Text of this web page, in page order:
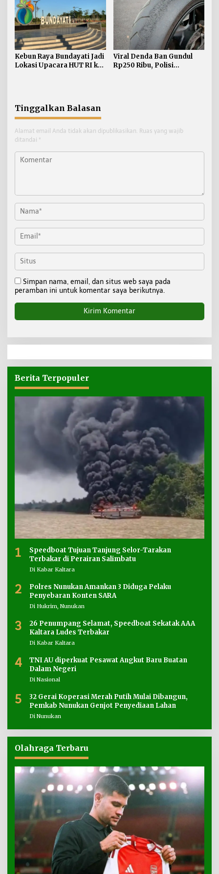
Kebun Raya Bundayati Jadi
Lokasi Upacara HUT RI ke-
Viral Denda Ban Gundul
Rp250 Ribu, Polisi
Tinggalkan Balasan
Alamat email Anda tidak akan dipublikasikan. Ruas yang wajib
ditandai *
Simpan nama, email, dan situs web saya pada
peramban ini untuk komentar saya berikutnya.
Berita Terpopuler
1
Speedboat Tujuan Tanjung Selor-Tarakan
Terbakar di Perairan Salimbatu
Di Kabar Kaltara
2
Polres Nunukan Amankan 3 Diduga Pelaku
Penyebaran Konten SARA
Di Hukrim, Nunukan
3
26 Penumpang Selamat, Speedboat Sekatak AAA
Kaltara Ludes Terbakar
Di Kabar Kaltara
4
TNI AU diperkuat Pesawat Angkut Baru Buatan
Dalam Negeri
Di Nasional
5
32 Gerai Koperasi Merah Putih Mulai Dibangun,
Pemkab Nunukan Genjot Penyediaan Lahan
Di Nunukan
Olahraga Terbaru